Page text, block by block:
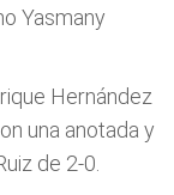
Yasmany
Hernández
una anotada y
de 2-0.